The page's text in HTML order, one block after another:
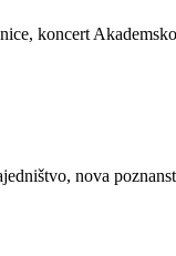
koncert
nova